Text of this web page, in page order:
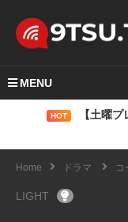
MENU
HOT 【土曜
Home ドラマ コ
LIGHT